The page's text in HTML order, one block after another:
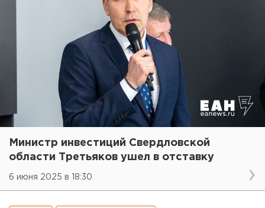
Министр инвестиций Свердловской
области Третьяков ушел в отставку
6 июня 2025 в 18:30